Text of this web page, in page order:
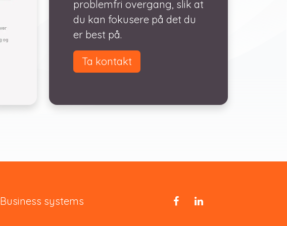
problemfri overgang, slik at
du kan fokusere på det du
er best på.
Ta kontakt
Business systems